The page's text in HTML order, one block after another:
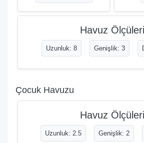
Havuz Ölçüleri
Uzunluk: 8 Genişlik: 3
Çocuk Havuzu
Havuz Ölçüleri
Uzunluk: 2.5 Genişlik: 2